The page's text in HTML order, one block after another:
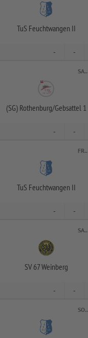
TuS Feuchtwangen II
- -
SA..
(SG) Rothenburg/Gebsattel 1
- -
FR..
TuS Feuchtwangen II
- -
SA..
SV 67 Weinberg
- -
SO..